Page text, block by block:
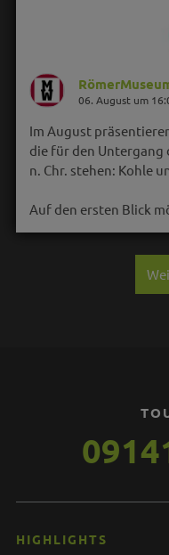
06. August um
Im August
die für den Untergang
n. Chr. stehen: Kohle
Auf den ersten Blick
HIGHLIGHTS